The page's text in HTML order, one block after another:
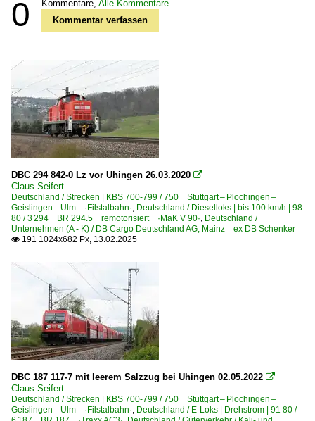
0 Kommentare, Alle Kommentare
Kommentar verfassen
DBC 294 842-0 Lz vor Uhingen 26.03.2020 
Claus Seifert
Deutschland / Strecken | KBS 700-799 / 750 Stuttgart – Plochingen –
Geislingen – Ulm ·Filstalbahn·, Deutschland / Dieselloks | bis 100 km/h | 98
80 / 3 294 BR 294.5 remotorisiert ·MaK V 90·, Deutschland /
Unternehmen (A - K) / DB Cargo Deutschland AG, Mainz ex DB Schenker
 191 1024x682 Px, 13.02.2025
DBC 187 117-7 mit leerem Salzzug bei Uhingen 02.05.2022 
Claus Seifert
Deutschland / Strecken | KBS 700-799 / 750 Stuttgart – Plochingen –
Geislingen – Ulm ·Filstalbahn·, Deutschland / E-Loks | Drehstrom | 91 80 /